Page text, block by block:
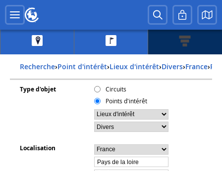
Recherche› Point d'intérêt› Lieux d'intérêt› Divers› france›
Type d'objet
Circuits
Points d'intérêt
Localisation